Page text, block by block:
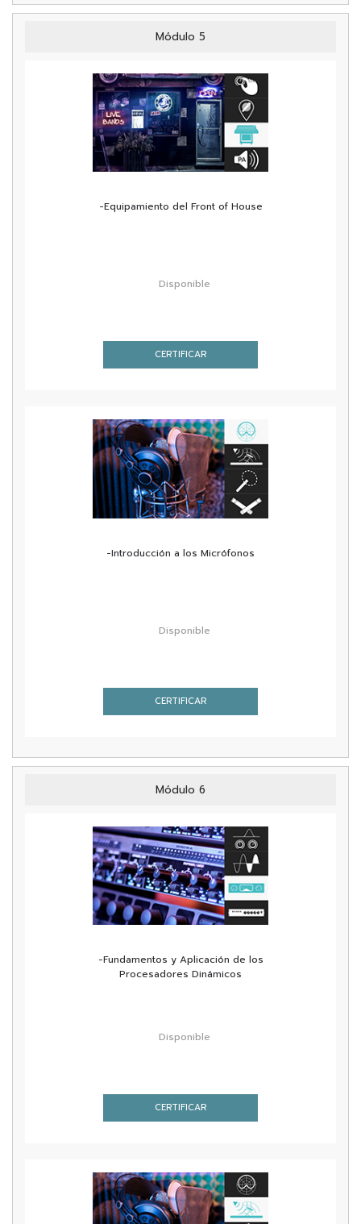
Módulo 5
-Equipamiento del Front of House
Disponible
CERTIFICAR
-Introducción a los Micrófonos
Disponible
CERTIFICAR
Módulo 6
-Fundamentos y Aplicación de los
Procesadores Dinámicos
Disponible
CERTIFICAR